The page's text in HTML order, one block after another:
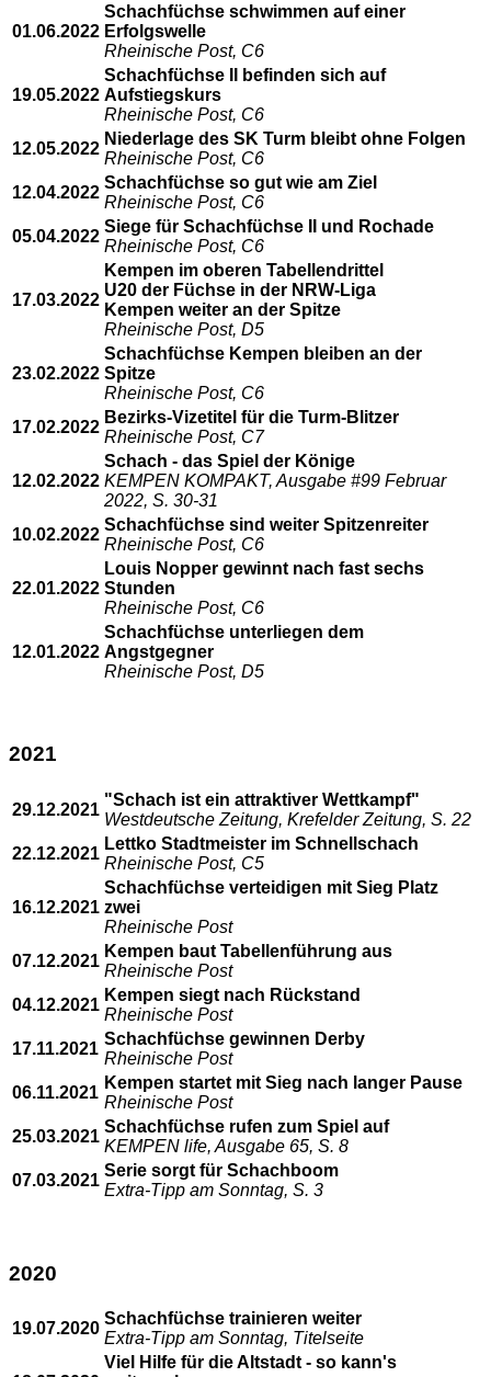
01.06.2022
Schachfüchse schwimmen auf einer
Erfolgswelle
Rheinische Post, C6
19.05.2022
Schachfüchse II befinden sich auf
Aufstiegskurs
Rheinische Post, C6
12.05.2022
Niederlage des SK Turm bleibt ohne Folgen
Rheinische Post, C6
12.04.2022
Schachfüchse so gut wie am Ziel
Rheinische Post, C6
05.04.2022
Siege für Schachfüchse II und Rochade
Rheinische Post, C6
17.03.2022
Kempen im oberen Tabellendrittel
U20 der Füchse in der NRW-Liga
Kempen weiter an der Spitze
Rheinische Post, D5
23.02.2022
Schachfüchse Kempen bleiben an der
Spitze
Rheinische Post, C6
17.02.2022
Bezirks-Vizetitel für die Turm-Blitzer
Rheinische Post, C7
12.02.2022
Schach - das Spiel der Könige
KEMPEN KOMPAKT, Ausgabe #99 Februar
2022, S. 30-31
10.02.2022
Schachfüchse sind weiter Spitzenreiter
Rheinische Post, C6
22.01.2022
Louis Nopper gewinnt nach fast sechs
Stunden
Rheinische Post, C6
12.01.2022
Schachfüchse unterliegen dem
Angstgegner
Rheinische Post, D5
2021
29.12.2021
"Schach ist ein attraktiver Wettkampf"
Westdeutsche Zeitung, Krefelder Zeitung, S. 22
22.12.2021
Lettko Stadtmeister im Schnellschach
Rheinische Post, C5
16.12.2021
Schachfüchse verteidigen mit Sieg Platz
zwei
Rheinische Post
07.12.2021
Kempen baut Tabellenführung aus
Rheinische Post
04.12.2021
Kempen siegt nach Rückstand
Rheinische Post
17.11.2021
Schachfüchse gewinnen Derby
Rheinische Post
06.11.2021
Kempen startet mit Sieg nach langer Pause
Rheinische Post
25.03.2021
Schachfüchse rufen zum Spiel auf
KEMPEN life, Ausgabe 65, S. 8
07.03.2021
Serie sorgt für Schachboom
Extra-Tipp am Sonntag, S. 3
2020
19.07.2020
Schachfüchse trainieren weiter
Extra-Tipp am Sonntag, Titelseite
Viel Hilfe für die Altstadt - so kann's